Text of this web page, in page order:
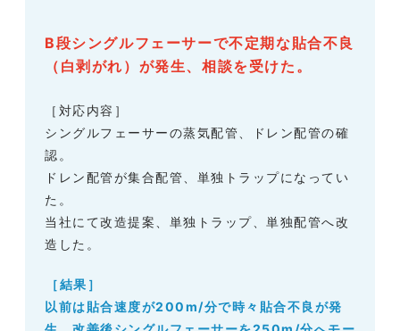
B段シングルフェーサーで不定期な貼合不良
（白剥がれ）が発生、相談を受けた。
［対応内容］
シングルフェーサーの蒸気配管、ドレン配管の確
認。
ドレン配管が集合配管、単独トラップになってい
た。
当社にて改造提案、単独トラップ、単独配管へ改
造した。
［結果］
以前は貼合速度が200m/分で時々貼合不良が発